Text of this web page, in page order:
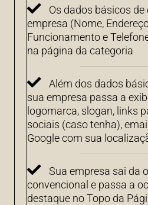
Os dados básicos
empresa (Nome,
Funcionamento e
na página da categoria
Além dos dados
sua empresa passa a
logomarca, slogan, links
sociais (caso tenha),
Google com sua
Sua empresa sai da
convencional e passa a
destaque no Topo da